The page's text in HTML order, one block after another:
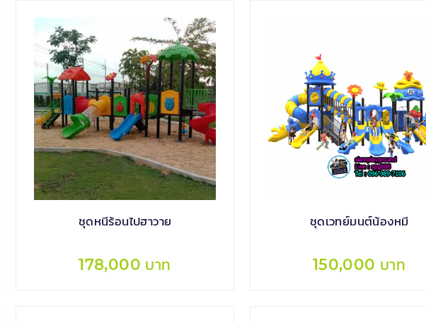
ชุดหนีร้อนไปฮาวาย
178,000 บาท
ชุดเวทย์มนต์น้องหมี
150,000 บาท